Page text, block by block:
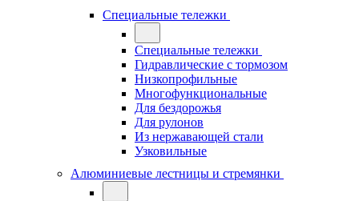
Специальные тележки
Специальные тележки
Гидравлические с тормозом
Низкопрофильные
Многофункциональные
Для бездорожья
Для рулонов
Из нержавающей стали
Узковильные
Алюминиевые лестницы и стремянки